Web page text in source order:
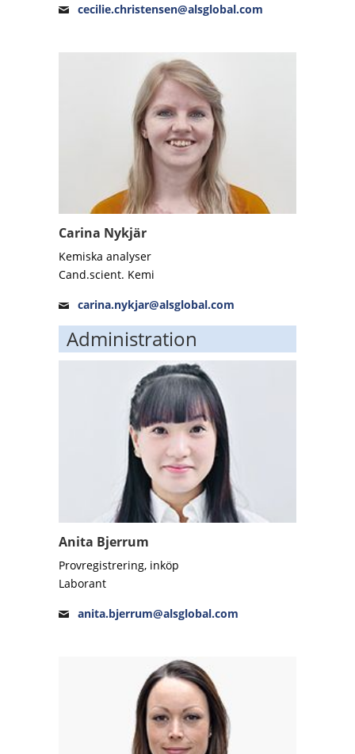
cecilie.christensen@alsglobal.com
Carina Nykjär
Kemiska analyser
Cand.scient. Kemi
carina.nykjar@alsglobal.com
Administration
Anita Bjerrum
Provregistrering, inköp
Laborant
anita.bjerrum@alsglobal.com